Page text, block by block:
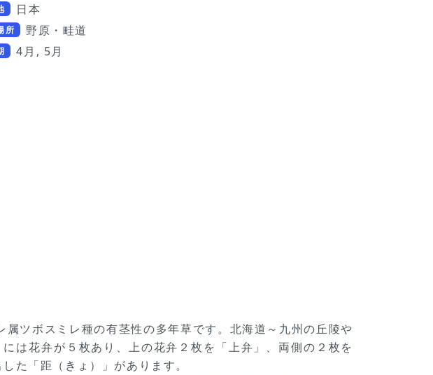
日本
所 野原・畦道
4月, 5月
ツボスミレ種の有茎性の多年草です。北海道～九州の丘陵や
には花弁が５枚あり、上の花弁２枚を「上弁」、両側の２枚を
た「距（きょ）」があります。